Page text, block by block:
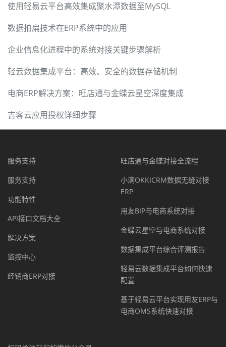
使用轻易云平台高效集成聚水潭数据至MySQL
数据拍扁技术在ERP系统中的应用
企业信息化进程中的系统对接关键步骤解析
轻云数据集成平台：高效、安全的数据存储机制
电商ERP解决方案：旺店通与金蝶云星空深度集成
吉客云应用授权详细步骤
服务支持
服务支持
功能特性
API接口文档大全
解决方案
监控中心
经销商ERP对接
旺店通与金蝶对接全流程
小满OKKICRM数据无缝对接
ERP
用友BIP与电商系统对接
金蝶云星空与电商系统对接
数据集成平台综合评测报告
轻易云数据集成平台如何快速
配置
基于轻易云平台实现用友ERP与
电商OMS系统快速对接